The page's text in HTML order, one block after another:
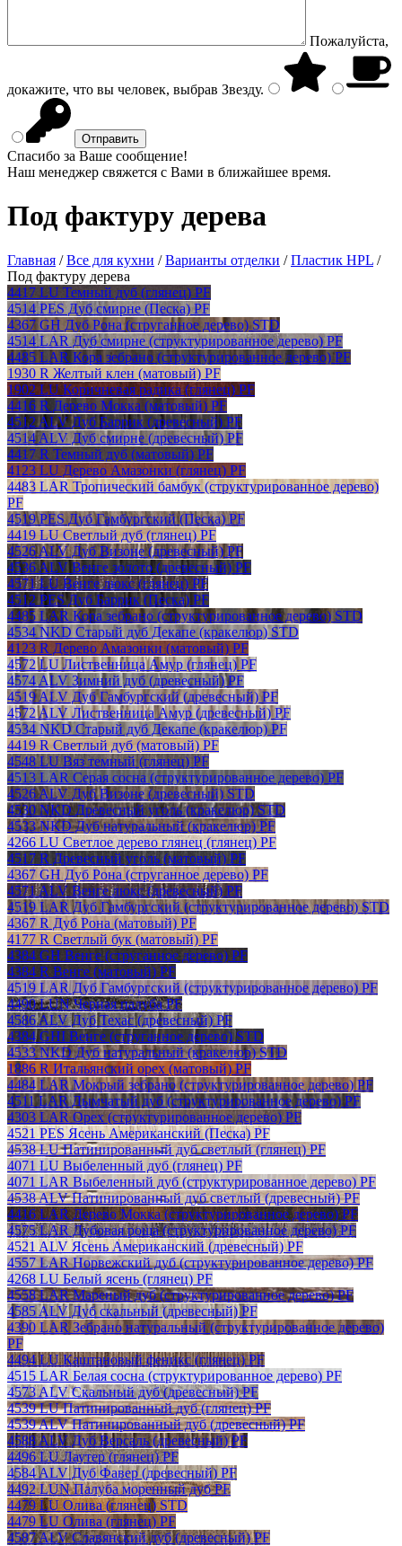
Пожалуйста,
докажите, что вы человек, выбрав Звезду.
Спасибо за Ваше сообщение!
Наш менеджер свяжется с Вами в ближайшее время.
Под фактуру дерева
Главная /Все для кухни /Варианты отделки /Пластик HPL /
Под фактуру дерева
4417 LU Темный дуб (глянец) PF
4514 PES Дуб смирне (Песка) PF
4367 GH Дуб Рона (струганное дерево) STD
4514 LAR Дуб смирне (структурированное дерево) PF
4485 LAR Кора зебрано (структурированное дерево) PF
1930 R Желтый клен (матовый) PF
1902 LU Коричневая радика (глянец) PF
4416 R Дерево Мокка (матовый) PF
4512 ALV Дуб Баррик (древесный) PF
4514 ALV Дуб смирне (древесный) PF
4417 R Темный дуб (матовый) PF
4123 LU Дерево Амазонки (глянец) PF
4483 LAR Тропический бамбук (структурированное дерево)
PF
4519 PES Дуб Гамбургский (Песка) PF
4419 LU Светлый дуб (глянец) PF
4526 ALV Дуб Визоне (древесный) PF
4536 ALV Венге золото (древесный) PF
4571 LU Венге люкс (глянец) PF
4512 PES Дуб Баррик (Песка) PF
4485 LAR Кора зебрано (структурированное дерево) STD
4534 NKD Старый дуб Декапе (кракелюр) STD
4123 R Дерево Амазонки (матовый) PF
4572 LU Лиственница Амур (глянец) PF
4574 ALV Зимний дуб (древесный) PF
4519 ALV Дуб Гамбургский (древесный) PF
4572 ALV Лиственница Амур (древесный) PF
4534 NKD Старый дуб Декапе (кракелюр) PF
4419 R Светлый дуб (матовый) PF
4548 LU Вяз темный (глянец) PF
4513 LAR Серая сосна (структурированное дерево) PF
4526 ALV Дуб Визоне (древесный) STD
4530 NKD Древесный уголь (кракелюр) STD
4533 NKD Дуб натуральный (кракелюр) PF
4266 LU Светлое дерево глянец (глянец) PF
4517 R Древесный уголь (матовый) PF
4367 GH Дуб Рона (струганное дерево) PF
4571 ALV Венге люкс (древесный) PF
4519 LAR Дуб Гамбургский (структурированное дерево) STD
4367 R Дуб Рона (матовый) PF
4177 R Светлый бук (матовый) PF
4384 GH Венге (струганное дерево) PF
4384 R Венге (матовый) PF
4519 LAR Дуб Гамбургский (структурированное дерево) PF
4490 LUN Черная палуба PF
4586 ALV Дуб Техас (древесный) PF
4384 GHI Венге (струганное дерево) STD
4533 NKD Дуб натуральный (кракелюр) STD
1886 R Итальянский орех (матовый) PF
4484 LAR Мокрый зебрано (структурированное дерево) PF
4511 LAR Дымчатый дуб (структурированное дерево) PF
4303 LAR Орех (структурированное дерево) PF
4521 PES Ясень Американский (Песка) PF
4538 LU Патинированный дуб светлый (глянец) PF
4071 LU Выбеленный дуб (глянец) PF
4071 LAR Выбеленный дуб (структурированное дерево) PF
4538 ALV Патинированный дуб светлый (древесный) PF
4416 LAR Дерево Мокка (структурированное дерево) PF
4575 LAR Дубовая роща (структурированное дерево) PF
4521 ALV Ясень Американский (древесный) PF
4557 LAR Норвежский дуб (структурированное дерево) PF
4268 LU Белый ясень (глянец) PF
4558 LAR Мареный дуб (структурированное дерево) PF
4585 ALV Дуб скальный (древесный) PF
4390 LAR Зебрано натуральный (структурированное дерево)
PF
4494 LU Каштановый феникс (глянец) PF
4515 LAR Белая сосна (структурированное дерево) PF
4573 ALV Скальный дуб (древесный) PF
4539 LU Патинированный дуб (глянец) PF
4539 ALV Патинированный дуб (древесный) PF
4588 ALV Дуб Версаль (древесный) PF
4496 LU Лаутер (глянец) PF
4584 ALV Дуб Фавер (древесный) PF
4492 LUN Палуба моренный дуб PF
4479 LU Олива (глянец) STD
4479 LU Олива (глянец) PF
4587 ALV Славянский дуб (древесный) PF